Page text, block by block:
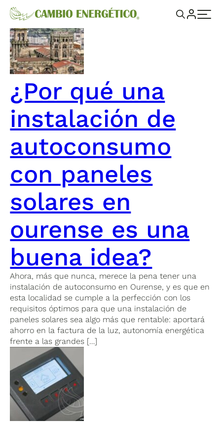
¿Por qué una
instalación de
autoconsumo
con paneles
solares en
ourense es una
buena idea?
Ahora, más que nunca, merece la pena tener una
instalación de autoconsumo en Ourense, y es que en
esta localidad se cumple a la perfección con los
requisitos óptimos para que una instalación de
paneles solares sea algo más que rentable: aportará
ahorro en la factura de la luz, autonomía energética
frente a las grandes […]